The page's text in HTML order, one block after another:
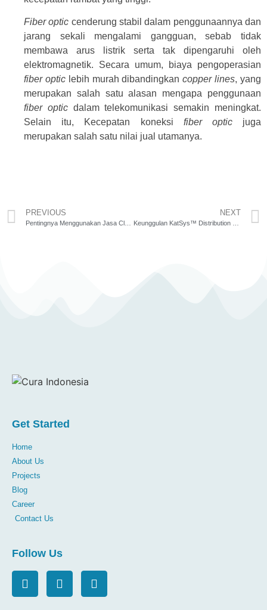
Fiber optic cenderung stabil dalam penggunaannya dan
jarang sekali mengalami gangguan, sebab tidak
membawa arus listrik serta tak dipengaruhi oleh
elektromagnetik. Secara umum, biaya pengoperasian
fiber opticlebih murah dibandingkancopper lines, yang
merupakan salah satu alasan mengapa penggunaan
fiber opticdalam telekomunikasi semakin meningkat.
Selain itu, Kecepatan koneksi fiber opticjuga
merupakan salah satu nilai jual utamanya.
PREVIOUS NEXT
Get Started
Home
About Us
Projects
Blog
Career
Contact Us
Follow Us